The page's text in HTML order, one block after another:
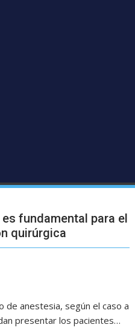
fundamental para el
quirúrgica
anestesia, según el caso a
presentar los pacientes…